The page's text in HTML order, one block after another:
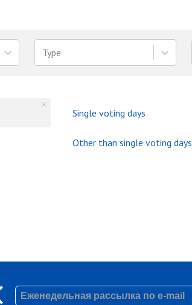
Type
Single voting days
Other than single voting days